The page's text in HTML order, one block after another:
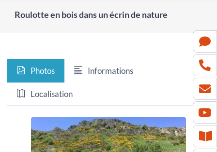
Roulotte en bois dans un écrin de nature
Photos Informations
Localisation